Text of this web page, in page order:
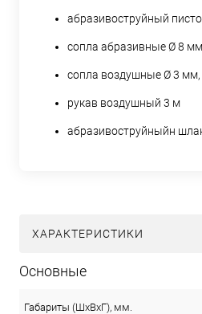
абразивоструйный
сопла абразивные Ø 8
сопла воздушные Ø 3
рукав воздушный 3 м
абразивоструйныйн
ХАРАКТЕРИСТИКИ
Основные
Габариты (ШхВхГ), мм.